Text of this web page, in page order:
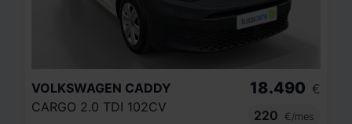
VOLKSWAGEN CADDY
CARGO 2.0 TDI 102CV
18.490 €
220
€/mes